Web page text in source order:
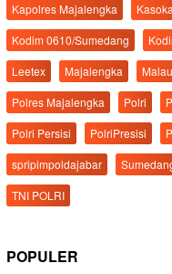
Kapolres Majalengka
Kodim 0610/Sumedang
Leetex
Majalengka
Polres Majalengka
Polri
Polri Persisi
PolriPresisi
spripimpoldajabar
TNI POLRI
POPULER